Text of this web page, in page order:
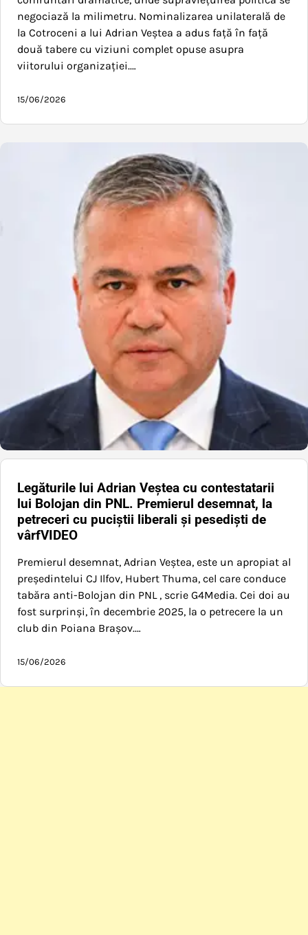
negociază la milimetru. Nominalizarea unilaterală de
la Cotroceni a lui Adrian Veștea a adus față în față
două tabere cu viziuni complet opuse asupra
viitorului organizației.…
15/06/2026
Legăturile lui Adrian Veștea cu contestatarii
lui Bolojan din PNL. Premierul desemnat, la
petreceri cu puciștii liberali și pesediști de
vârfVIDEO
Premierul desemnat, Adrian Veștea, este un apropiat al
președintelui CJ Ilfov, Hubert Thuma, cel care conduce
tabăra anti-Bolojan din PNL , scrie G4Media. Cei doi au
fost surprinși, în decembrie 2025, la o petrecere la un
club din Poiana Brașov.…
15/06/2026